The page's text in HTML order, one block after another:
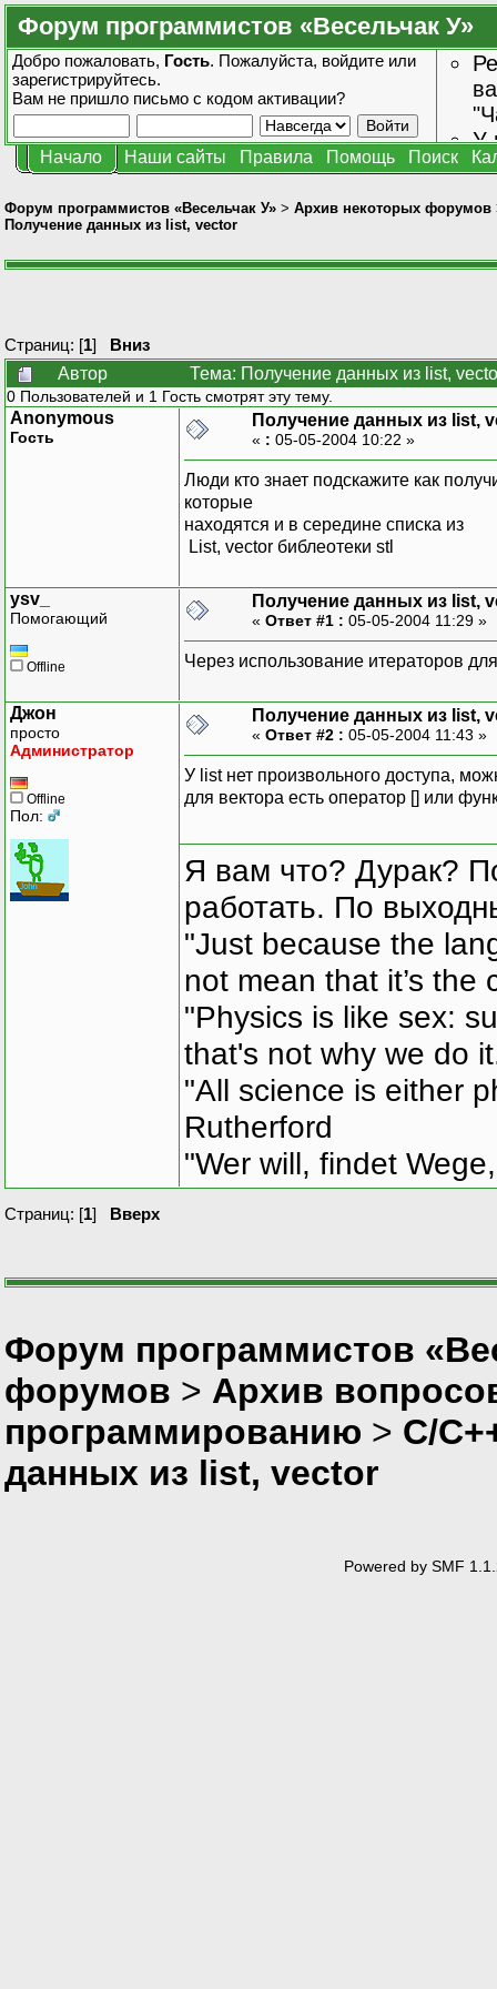
Форум программистов «Весельчак У»
Добро пожаловать, Гость. Пожалуйста, войдите или
зарегистрируйтесь.
Вам не пришло письмо с кодом активации?
У
Начало Наши сайты Правила Помощь Поиск
Форум программистов «Весельчак У» > Архив некоторых форумов
Получение данных из list, vector
Страниц: [1] Вниз
Автор
Тема: Получение данных из list,
0 Пользователей и 1 Гость смотрят эту тему.
Anonymous
Гость
Получение данных из list,
« : 05-05-2004 10:22 »
Люди кто знает подскажите как
которые
находятся и в середине списка из
List, vector библеотеки stl
ysv_
Помогающий
Offline
Получение данных из list,
« Ответ #1 : 05-05-2004 11:29 »
Через использование итераторов
Джон
просто
Администратор
Offline
Пол:
Получение данных из list,
« Ответ #2 : 05-05-2004 11:43 »
У list нет произвольного доступа,
для вектора есть оператор [] или
Я вам что? Дурак?
работать. По
"Just because the
not mean that it’s the
"Physics is like sex:
that's not why we do
"All science is either
Rutherford
"Wer will, findet
Страниц: [1] Вверх
Форум программистов
форумов > Архив
программированию > C/
данных из list, vector
Powered by SMF